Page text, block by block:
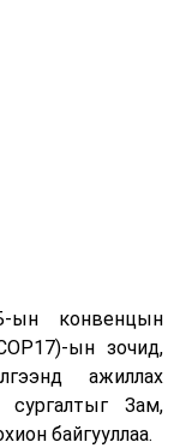
ын конвенцын
ын зочид,
ажиллах
Зам,
байгууллаа.